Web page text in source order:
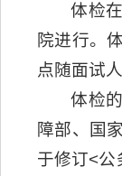
体检
院进行。
点随面试
体检
障部、国
于修订<公